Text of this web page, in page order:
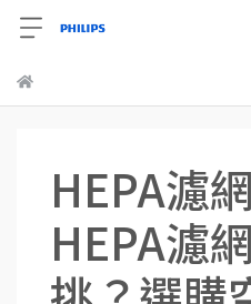
HEPA濾
HEPA濾